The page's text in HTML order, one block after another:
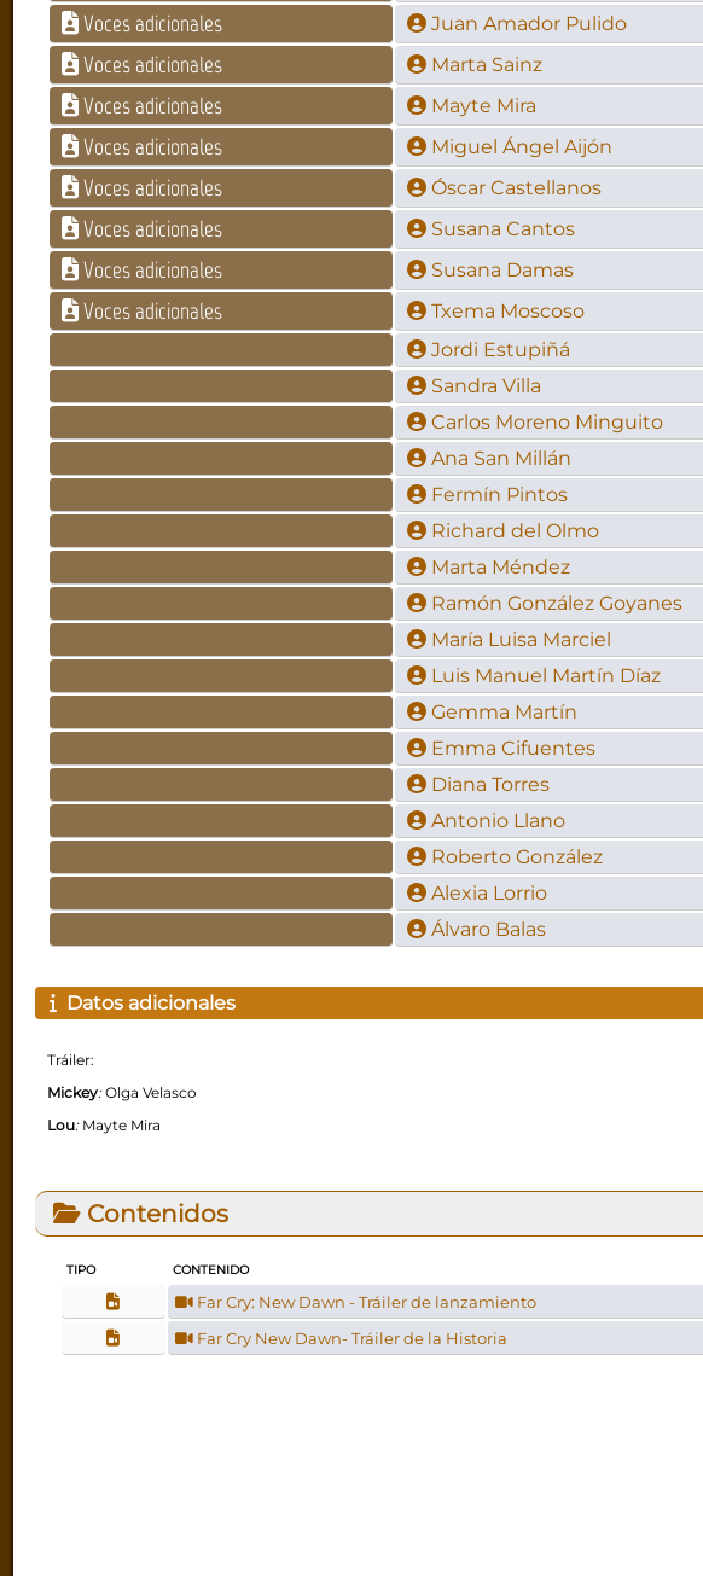
Voces adicionales Juan Amador Pulido
Voces adicionales Marta Sainz
Voces adicionales Mayte Mira
Voces adicionales Miguel Ángel Aijón
Voces adicionales Óscar Castellanos
Voces adicionales Susana Cantos
Voces adicionales Susana Damas
Voces adicionales
Txema Moscoso
Jordi Estupiñá
Sandra Villa
Carlos Moreno Minguito
Ana San Millán
Fermín Pintos
Richard del Olmo
Marta Méndez
Ramón González Goyanes
María Luisa Marciel
Luis Manuel Martín Díaz
Gemma Martín
Emma Cifuentes
Diana Torres
Antonio Llano
Roberto González
Alexia Lorrio
Álvaro Balas
Datos adicionales
Tráiler:
Mickey:Olga Velasco
Lou:Mayte Mira
Contenidos
TIPO CONTENIDO
Far Cry: New Dawn - Tráiler de lanzamiento
Far Cry New Dawn- Tráiler de la Historia